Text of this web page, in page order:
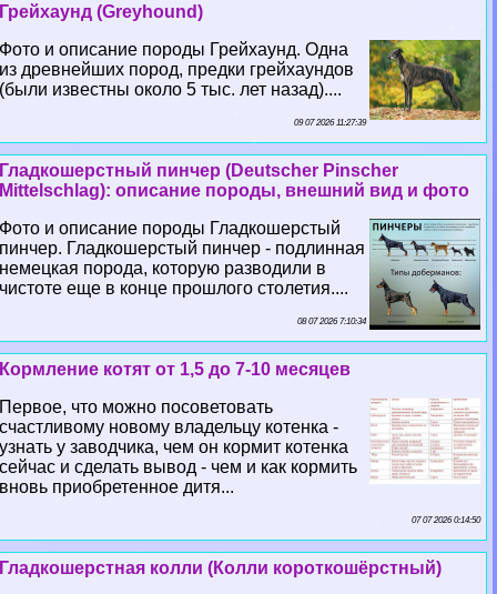
Грейхаунд (Greyhound)
Фото и описание породы Грейхаунд. Одна
из древнейших пород, предки грейхаундов
(были известны около 5 тыс. лет назад)....
09 07 2026 11:27:39
Гладкошерстный пинчер (Deutscher Pinscher
Mittelschlag): описание породы, внешний вид и фото
Фото и описание породы Гладкошерстый
пинчер. Гладкошерстый пинчер - подлинная
немецкая порода, которую разводили в
чистоте еще в конце прошлого столетия....
08 07 2026 7:10:34
Кормление котят от 1,5 до 7-10 месяцев
Первое, что можно посоветовать
счастливому новому владельцу котенка -
узнать у заводчика, чем он кормит котенка
сейчас и сделать вывод - чем и как кормить
вновь приобретенное дитя...
07 07 2026 0:14:50
Гладкошерстная колли (Колли короткошёрстный)